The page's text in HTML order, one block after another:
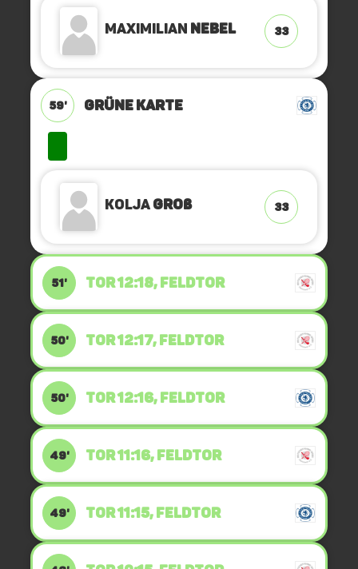
Maximilian Nebel 33
59' GRÜNE KARTE
KoljaGroß 33
51' TOR 12:18, FELDTOR
50' TOR 12:17, FELDTOR
50' TOR 12:16, FELDTOR
49' TOR 11:16, FELDTOR
49' TOR 11:15, FELDTOR